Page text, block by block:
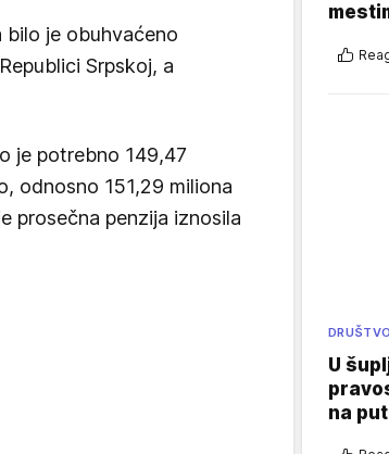
bilo je obuhvaćeno
Srpskoj, a
je potrebno 149,47
odnosno 151,29 miliona
prosečna penzija iznosila
DRUŠTVO
U
na